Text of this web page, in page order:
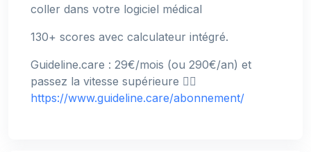
coller dans votre logiciel médical
130+ scores avec calculateur intégré.
Guideline.care : 29€/mois (ou 290€/an) et
passez la vitesse supérieure 👉🏻
https://www.guideline.care/abonnement/